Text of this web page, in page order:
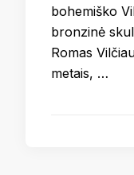
bohemiško
bronzinė
Romas
metais, …